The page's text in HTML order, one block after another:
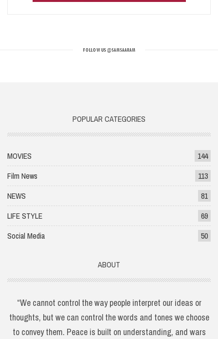
FOLLOW US@SAMSAARAM
POPULAR CATEGORIES
MOVIES
144
Film News
113
NEWS
81
LIFE STYLE
69
Social Media
50
ABOUT
“We cannot control the way people interpret our ideas or
thoughts, but we can control the words and tones we choose
to convey them. Peace is built on understanding, and wars